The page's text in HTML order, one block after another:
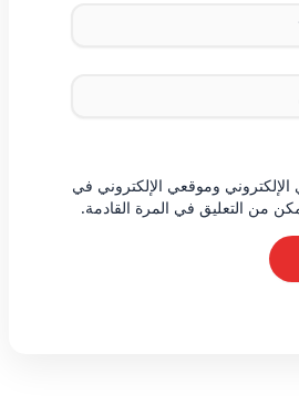
وموقعي الإلكتروني في
من التعليق في المرة القادمة.